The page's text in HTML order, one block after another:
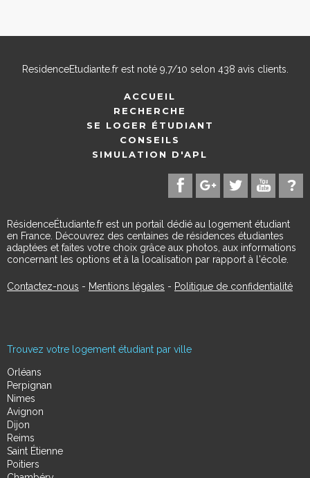
ResidenceEtudiante.frest noté 9,7/10 selon 438 avis clients.
ACCUEIL
RECHERCHE
SE LOGER ÉTUDIANT
CONSEILS
SIMULATION D'APL
RésidenceÉtudiante.fr est un portail dédié au logement étudiant
en France. Découvrez des centaines de résidences étudiantes
adaptées et faites votre choix grâce aux photos, aux informations
concernant les options et à la localisation par rapport à l'école.
Contactez-nous - Mentions légales - Politique de confidentialité
Trouvez votre logement étudiant par ville
Orléans
Perpignan
Nimes
Avignon
Dijon
Reims
Saint Étienne
Poitiers